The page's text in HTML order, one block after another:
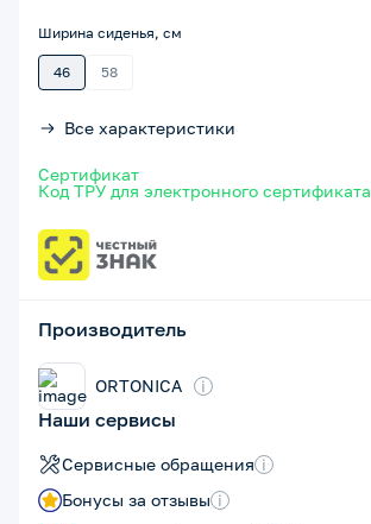
Ширина сиденья, см
46 58
Все характеристики
Сертификат
Код ТРУ для электронного сертификата
Производитель
ORTONICA i
Наши сервисы
Сервисные обращения i
Бонусы за отзывы i